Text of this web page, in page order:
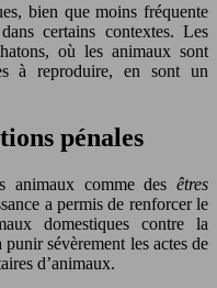
bien que moins fréquente
certains contextes. Les
où les animaux sont
à reproduire, en sont un
pénales
animaux comme des êtres
a permis de renforcer le
domestiques contre la
sévèrement les actes de
d’animaux.